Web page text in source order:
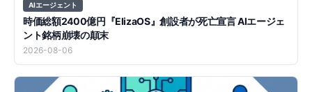
AIエージェント
時価総額2400億円『ElizaOS』創設者が死亡宣言 AIエージェ
ント銘柄崩壊の顛末
2026-08-06